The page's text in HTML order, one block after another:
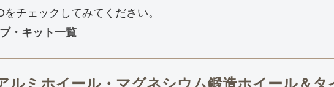
チェックしてみてください。
・キット一覧
ルミホイール・マグネシウム鍛造ホイール＆タ